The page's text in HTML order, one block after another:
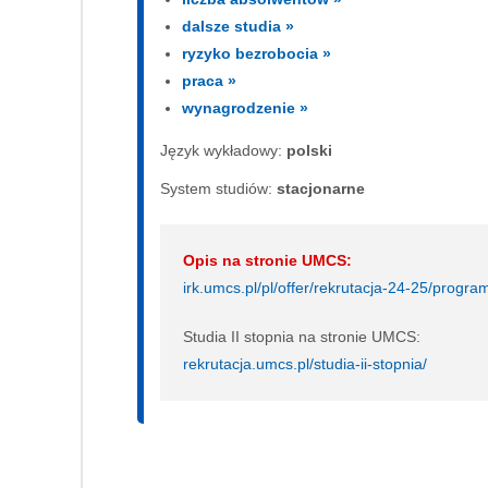
dalsze studia »
ryzyko bezrobocia »
praca »
wynagrodzenie »
Język wykładowy: polski
System studiów: sta­cjo­nar­ne
Opis na stronie UMCS:
irk.umcs.pl/pl/offer/rekrutacja-24-25/
Studia II stopnia na stronie UMCS:
rekrutacja.umcs.pl/studia-ii-stopnia/